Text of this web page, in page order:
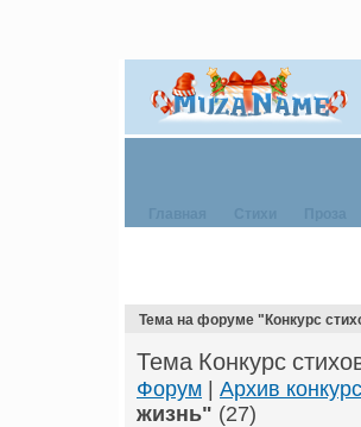
Тема на форуме "Конкурс
Тема Конкурс
Форум Архив
жизнь" (27)